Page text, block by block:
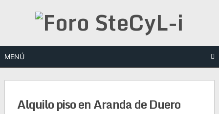
MENÚ
Alquilo piso en Aranda de Duero